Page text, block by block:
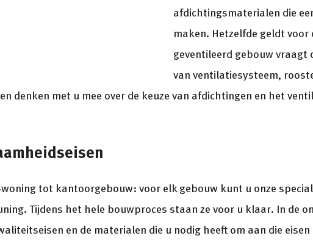
afdichtingsmaterialen die
maken. Hetzelfde geldt
geventileerd gebouw
van ventilatiesysteem,
denken met u mee over de keuze van afdichtingen en het
woning tot kantoorgebouw: voor elk gebouw kunt u onze
Tijdens het hele bouwproces staan ze voor u klaar. In de
en de materialen die u nodig heeft om aan die